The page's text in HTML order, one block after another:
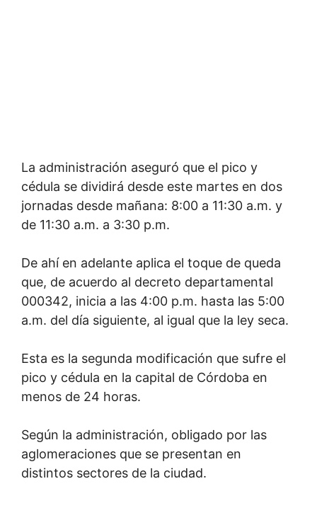
La administración aseguró que el pico y
cédula se dividirá desde este martes en dos
jornadas desde mañana: 8:00 a 11:30 a.m. y
de 11:30 a.m. a 3:30 p.m.
De ahí en adelante aplica el toque de queda
que, de acuerdo al decreto departamental
000342, inicia a las 4:00 p.m. hasta las 5:00
a.m. del día siguiente, al igual que la ley seca.
Esta es la segunda modificación que sufre el
pico y cédula en la capital de Córdoba en
menos de 24 horas.
Según la administración, obligado por las
aglomeraciones que se presentan en
distintos sectores de la ciudad.